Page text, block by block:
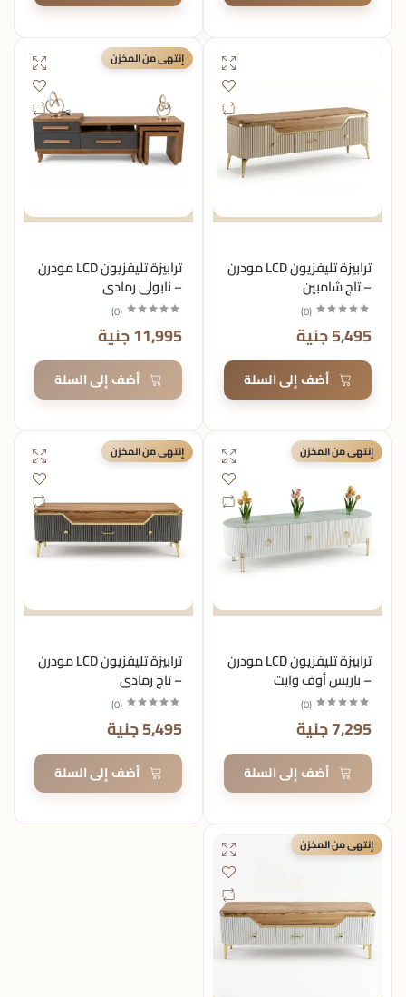
ترابيزة تليفزيون LCD مودرن
– تاج شامبين
(
0
)
5,495 جنية
أضف إلى السلة
إنتهى من المخزن
ترابيزة تليفزيون LCD مودرن
– نابولي رمادي
(
0
)
11,995 جنية
أضف إلى السلة
إنتهى من المخزن
ترابيزة تليفزيون LCD مودرن
– باريس أوف وايت
(
0
)
7,295 جنية
أضف إلى السلة
إنتهى من المخزن
ترابيزة تليفزيون LCD مودرن
– تاج رمادي
(
0
)
5,495 جنية
أضف إلى السلة
إنتهى من المخزن